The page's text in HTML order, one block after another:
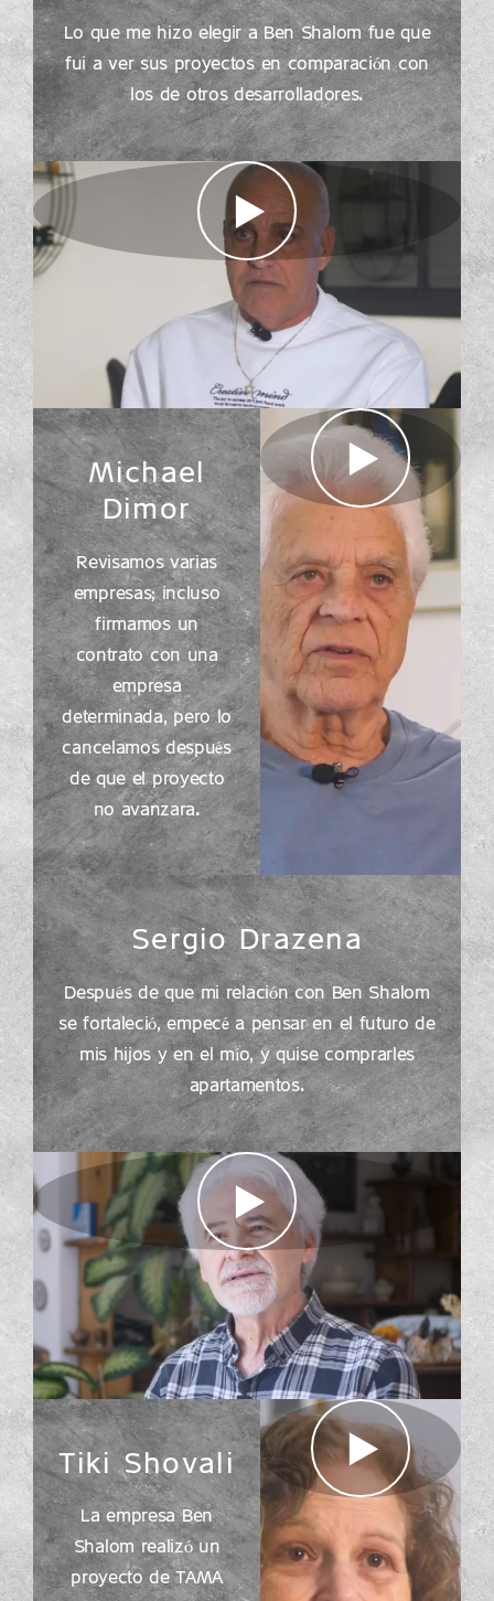
Lo que me hizo elegir a Ben Shalom fue que
fui a ver sus proyectos en comparación con
los de otros desarrolladores.
Michael
Dimor
Revisamos varias
empresas; incluso
firmamos un
contrato con una
empresa
determinada, pero lo
cancelamos después
de que el proyecto
no avanzara.
Sergio Drazena
Después de que mi relación con Ben Shalom
se fortaleció, empecé a pensar en el futuro de
mis hijos y en el mío, y quise comprarles
apartamentos.
Tiki Shovali
La empresa Ben
Shalom realizó un
proyecto de TAMA